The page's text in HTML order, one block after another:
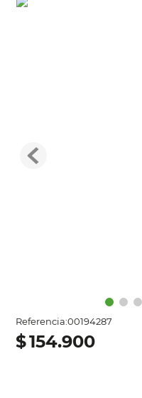
Referencia:00194287
$154.900